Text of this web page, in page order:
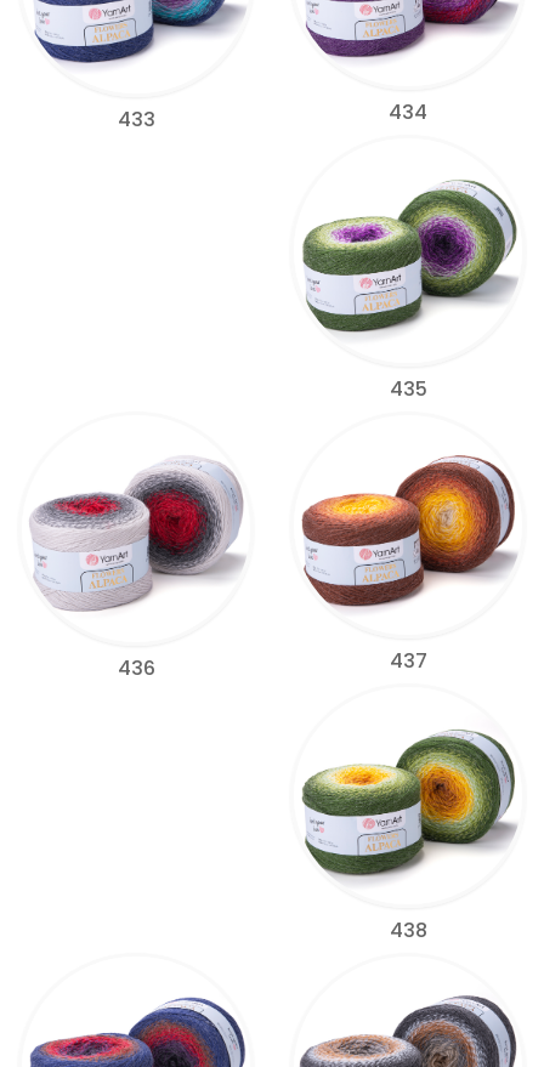
433 434
435
436 437
438